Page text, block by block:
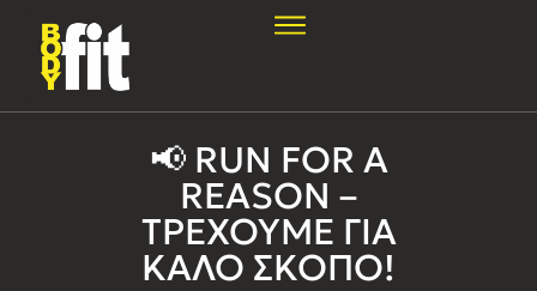
📢 RUN FOR A
REASON –
ΤΡΈΧΟΥΜΕ ΓΙΑ
ΚΑΛΌ ΣΚΟΠΌ!